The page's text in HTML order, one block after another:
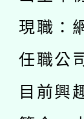
公
一
兒
答
有
人
本
現職：
任職公
目前興